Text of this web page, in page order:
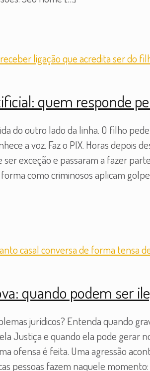
quem responde
do outro lado da linha. O filho
a voz. Faz o PIX. Horas depois
exceção e passaram a fazer
como criminosos aplicam
quando podem ser
jurídicos? Entenda quando
Justiça e quando ela pode gerar
ofensa é feita. Uma agressão
pessoas fazem naquele